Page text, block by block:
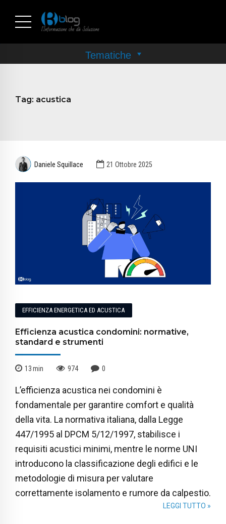
Tag: acustica
Daniele Squillace 21 Ottobre 2025
EFFICIENZA ENERGETICA ED ACUSTICA
Efficienza acustica condomini: normative,
standard e strumenti
13min 974 0
L’efficienza acustica nei condomini è
fondamentale per garantire comfort e qualità
della vita. La normativa italiana, dalla Legge
447/1995 al DPCM 5/12/1997, stabilisce i
requisiti acustici minimi, mentre le norme UNI
introducono la classificazione degli edifici e le
metodologie di misura per valutare
correttamente isolamento e rumore da calpestio.
LEGGI TUTTO »